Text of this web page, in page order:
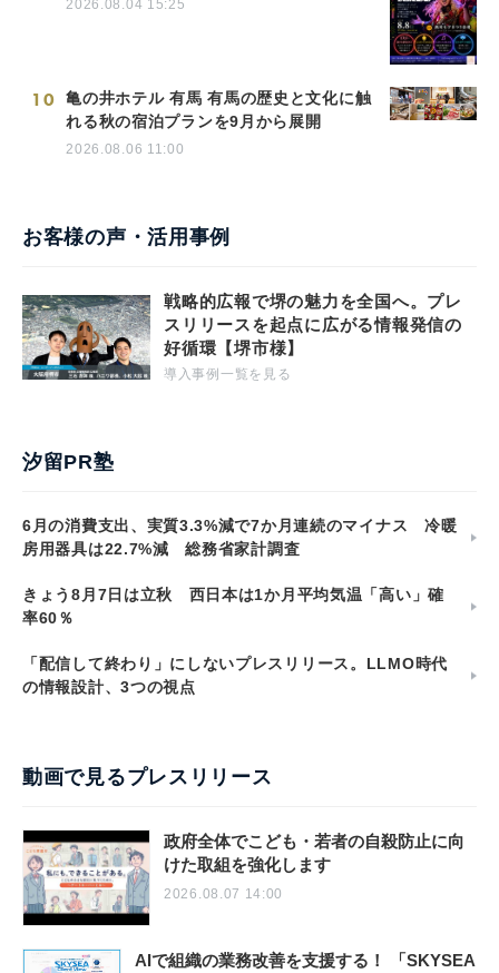
2026.08.04 15:25
10
亀の井ホテル 有馬 有馬の歴史と文化に触
れる秋の宿泊プランを9月から展開
2026.08.06 11:00
お客様の声・活用事例
戦略的広報で堺の魅力を全国へ。プレ
スリリースを起点に広がる情報発信の
好循環【堺市様】
導入事例一覧を見る
汐留PR塾
6月の消費支出、実質3.3%減で7か月連続のマイナス 冷暖
房用器具は22.7%減 総務省家計調査
きょう8月7日は立秋 西日本は1か月平均気温「高い」確
率60％
「配信して終わり」にしないプレスリリース。LLMO時代
の情報設計、3つの視点
動画で見るプレスリリース
政府全体でこども・若者の自殺防止に向
けた取組を強化します
2026.08.07 14:00
AIで組織の業務改善を支援する！ 「SKYSEA